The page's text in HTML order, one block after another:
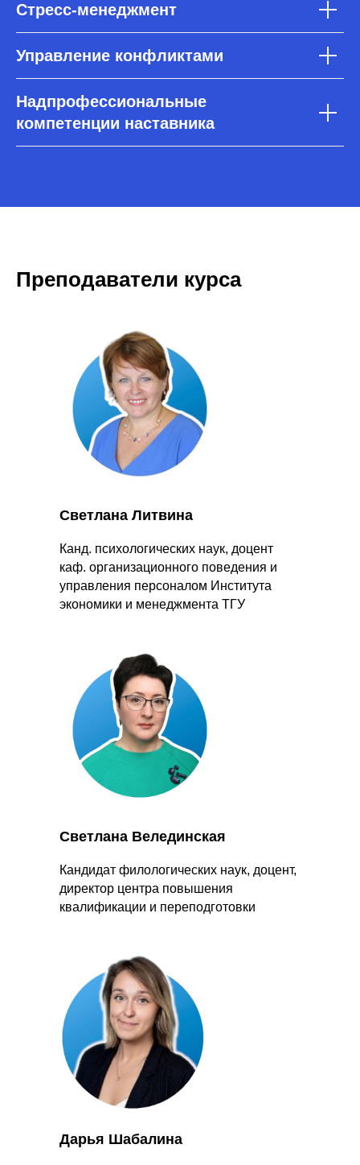
Стресс-менеджмент
Управление конфликтами
Надпрофессиональные
компетенции наставника
Преподаватели курса
Светлана Литвина
Канд. психологических наук, доцент
каф. организационного поведения и
управления персоналом Института
экономики и менеджмента ТГУ
Светлана Велединская
Кандидат филологических наук, доцент,
директор центра повышения
квалификации и переподготовки
Дарья Шабалина